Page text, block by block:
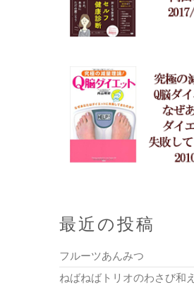
最近の投稿
フルーツあんみつ
ねばねばトリオのわさび和え